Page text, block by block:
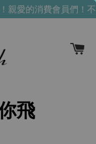
親愛的消費會員們！不
飛